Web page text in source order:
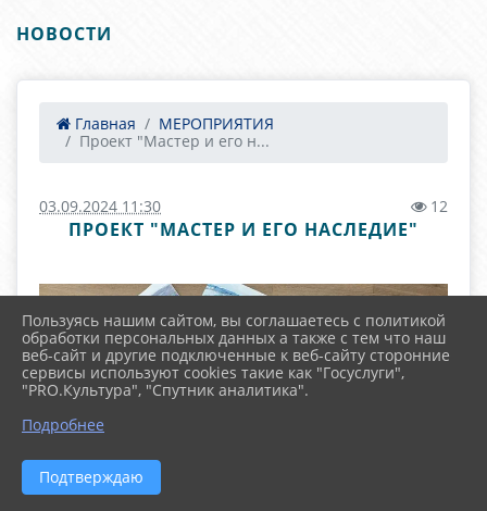
НОВОСТИ
Главная
МЕРОПРИЯТИЯ
Проект "Мастер и его н...
03.09.2024 11:30 12
ПРОЕКТ "МАСТЕР И ЕГО НАСЛЕДИЕ"
Пользуясь нашим сайтом, вы соглашаетесь с политикой
обработки персональных данных а также с тем что наш
веб-сайт и другие подключенные к веб-сайту сторонние
сервисы используют cookies такие как "Госуслуги",
"PRO.Культура", "Спутник аналитика".
Подробнее
Подтверждаю